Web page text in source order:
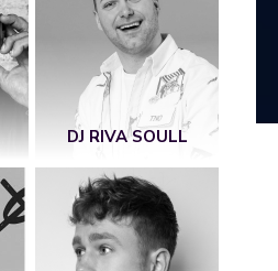
DJ RIVA SOULL